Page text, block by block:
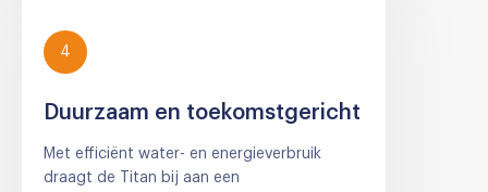
4
Duurzaam en toekomstgericht
Met efficiënt water- en energieverbruik
draagt de Titan bij aan een